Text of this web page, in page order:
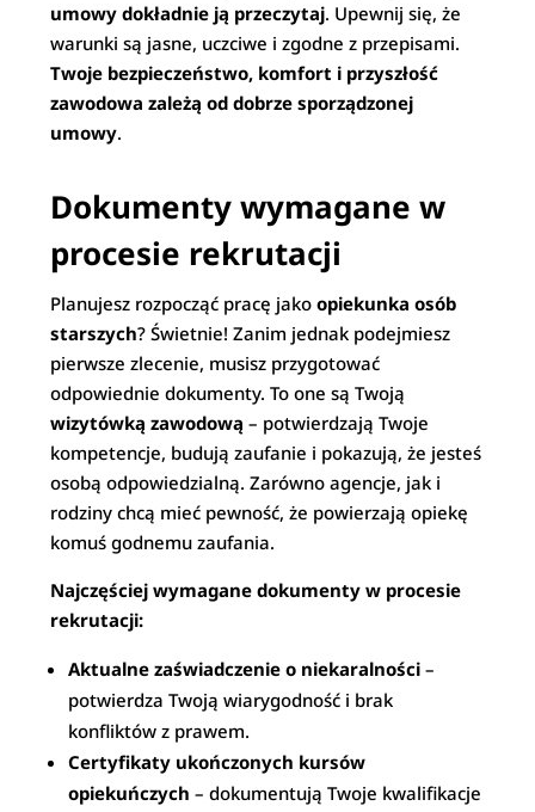
umowy dokładnie ją przeczytaj. Upewnij się, że
warunki są jasne, uczciwe i zgodne z przepisami.
Twoje bezpieczeństwo, komfort i przyszłość
zawodowa zależą od dobrze sporządzonej
umowy.
Dokumenty wymagane w
procesie rekrutacji
Planujesz rozpocząć pracę jakoopiekunka osób
starszych? Świetnie! Zanim jednak podejmiesz
pierwsze zlecenie, musisz przygotować
odpowiednie dokumenty. To one są Twoją
wizytówką zawodową – potwierdzają Twoje
kompetencje, budują zaufanie i pokazują, że jesteś
osobą odpowiedzialną. Zarówno agencje, jak i
rodziny chcą mieć pewność, że powierzają opiekę
komuś godnemu zaufania.
Najczęściej wymagane dokumenty w procesie
rekrutacji:
Aktualne zaświadczenie o niekaralności –
potwierdza Twoją wiarygodność i brak
konfliktów z prawem.
Certyfikaty ukończonych kursów
opiekuńczych – dokumentują Twoje kwalifikacje